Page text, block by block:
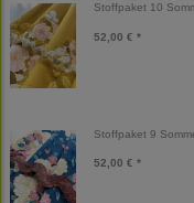
Stoffpaket 10
52,00 € *
Stoffpaket 9
52,00 € *